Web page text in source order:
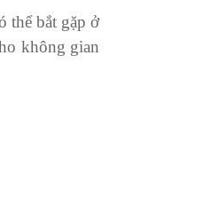
thể bắt gặp ở
không gian